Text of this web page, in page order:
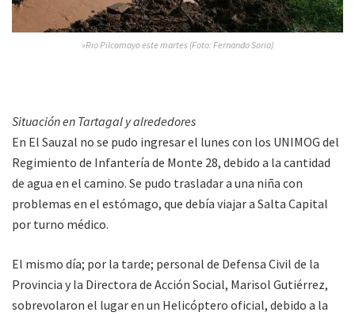
»Rio Pilcomayo este martes (Foto: Fernando Soria)
Situación en Tartagal y alrededores
En El Sauzal no se pudo ingresar el lunes con los UNIMOG del
Regimiento de Infantería de Monte 28, debido a la cantidad
de agua en el camino. Se pudo trasladar a una niña con
problemas en el estómago, que debía viajar a Salta Capital
por turno médico.
El mismo día; por la tarde; personal de Defensa Civil de la
Provincia y la Directora de Acción Social, Marisol Gutiérrez,
sobrevolaron el lugar en un Helicóptero oficial, debido a la